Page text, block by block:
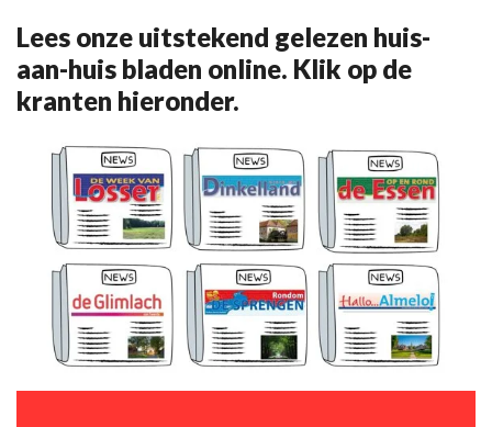
Lees onze uitstekend gelezen huis-
aan-huis bladen online. Klik op de
kranten hieronder.